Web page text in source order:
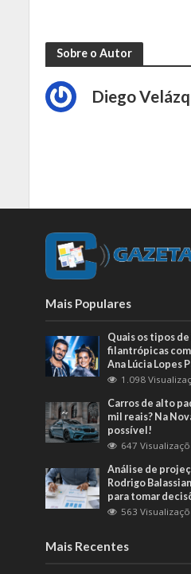
Sobre o Autor
Diego
Mais Populares
Quais os tipos
filantrópicas com
Ana Lúcia Lopes
1.098
Carros de alto
mil reais? Na
possível!
647
Análise de
Rodrigo
para tomar
563
Mais Recentes